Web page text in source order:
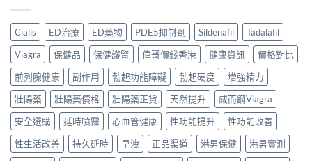
Cialis ED治療 ED藥物 PDE5抑制劑 Sildenafil
Tadalafil
Viagra
保健品 保健護腎 偉哥價錢香港 健康資訊
價格對比
前列腺健康
副作用 勃起功能障礙 勃起硬度
增強精力
壯陽藥
壯陽藥價格 壯陽藥正貨 天然提升
威而鋼Viagra
安全選購
延時噴霧 心血管健康 性功能提升
性功能改善
性生活改善
持久延時 早洩 正品渠道 港男保健
港男實測